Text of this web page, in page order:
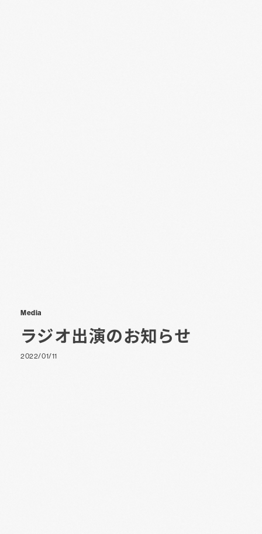
Media
ラジオ出演のお知らせ
2022/01/11